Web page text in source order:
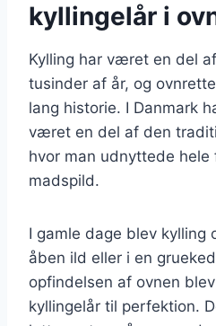
kyllingelår i
Kylling har været en del
tusinder af år, og
lang historie. I Danmark
været en del af den
hvor man udnyttede
madspild.
I gamle dage blev kylling
åben ild eller i en
opfindelsen af ovnen
kyllingelår til perfektion.